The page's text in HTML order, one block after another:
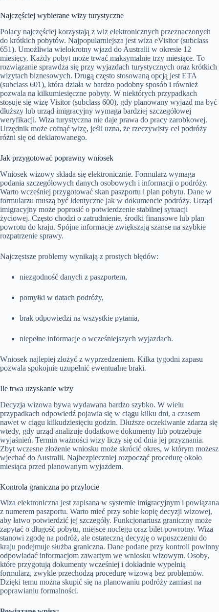
Najczęściej wybierane wizy turystyczne
Polacy najczęściej korzystają z wiz elektronicznych przeznaczonych
do krótkich pobytów. Najpopularniejsza jest wiza eVisitor (subclass
651). Umożliwia wielokrotny wjazd do Australii w okresie 12
miesięcy. Każdy pobyt może trwać maksymalnie trzy miesiące. To
rozwiązanie sprawdza się przy wyjazdach turystycznych oraz krótkich
wizytach biznesowych. Drugą często stosowaną opcją jest ETA
(subclass 601), która działa w bardzo podobny sposób i również
pozwala na kilkumiesięczne pobyty. W niektórych przypadkach
stosuje się wizę Visitor (subclass 600), gdy planowany wyjazd ma być
dłuższy lub urząd imigracyjny wymaga bardziej szczegółowej
weryfikacji. Wiza turystyczna nie daje prawa do pracy zarobkowej.
Urzędnik może cofnąć wizę, jeśli uzna, że rzeczywisty cel podróży
różni się od deklarowanego.
Jak przygotować poprawny wniosek
Wniosek wizowy składa się elektronicznie. Formularz wymaga
podania szczegółowych danych osobowych i informacji o podróży.
Warto wcześniej przygotować skan paszportu i plan pobytu. Dane w
formularzu muszą być identyczne jak w dokumencie podróży. Urząd
imigracyjny może poprosić o potwierdzenie stabilnej sytuacji
życiowej. Często chodzi o zatrudnienie, środki finansowe lub plan
powrotu do kraju. Spójne informacje zwiększają szanse na szybkie
rozpatrzenie sprawy.
Najczęstsze problemy wynikają z prostych błędów:
niezgodność danych z paszportem,
pomyłki w datach podróży,
brak odpowiedzi na wszystkie pytania,
niepełne informacje o wcześniejszych wyjazdach.
Wniosek najlepiej złożyć z wyprzedzeniem. Kilka tygodni zapasu
pozwala spokojnie uzupełnić ewentualne braki.
Ile trwa uzyskanie wizy
Decyzja wizowa bywa wydawana bardzo szybko. W wielu
przypadkach odpowiedź pojawia się w ciągu kilku dni, a czasem
nawet w ciągu kilkudziesięciu godzin. Dłuższe oczekiwanie zdarza się
wtedy, gdy urząd analizuje dodatkowe dokumenty lub potrzebuje
wyjaśnień. Termin ważności wizy liczy się od dnia jej przyznania.
Zbyt wczesne złożenie wniosku może skrócić okres, w którym możesz
wjechać do Australii. Najbezpieczniej rozpocząć procedurę około
miesiąca przed planowanym wyjazdem.
Kontrola graniczna po przylocie
Wiza elektroniczna jest zapisana w systemie imigracyjnym i powiązana
z numerem paszportu. Warto mieć przy sobie kopię decyzji wizowej,
aby łatwo potwierdzić jej szczegóły. Funkcjonariusz graniczny może
zapytać o długość pobytu, miejsce noclegu oraz bilet powrotny. Wiza
stanowi zgodę na podróż, ale ostateczną decyzję o wpuszczeniu do
kraju podejmuje służba graniczna. Dane podane przy kontroli powinny
odpowiadać informacjom zawartym we wniosku wizowym. Osoby,
które przygotują dokumenty wcześniej i dokładnie wypełnią
formularz, zwykle przechodzą procedurę wizową bez problemów.
Dzięki temu można skupić się na planowaniu podróży zamiast na
poprawianiu formalności.